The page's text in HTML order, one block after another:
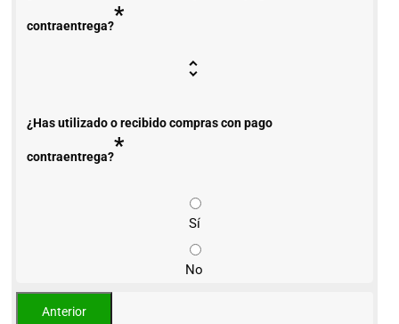
contraentrega?*
¿Has utilizado o recibido compras con pago
contraentrega?*
Sí
No